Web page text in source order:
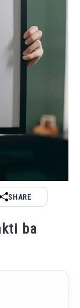
SHARE
ba